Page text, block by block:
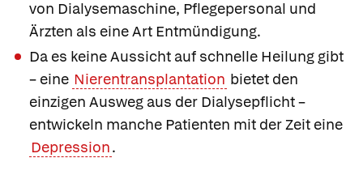
von Dialysemaschine, Pflegepersonal und
Ärzten als eine Art Entmündigung.
Da es keine Aussicht auf schnelle Heilung gibt
– eine Nierentransplantation bietet den
einzigen Ausweg aus der Dialysepflicht –
entwickeln manche Patienten mit der Zeit eine
Depression.